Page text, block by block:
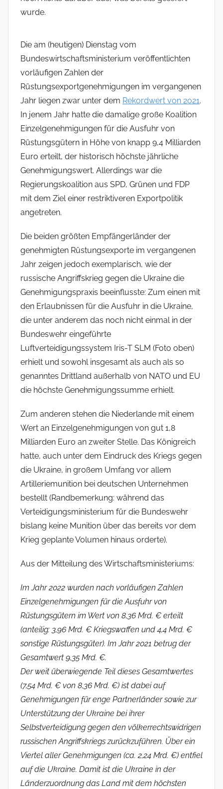
wurde.
Die am (heutigen) Dienstag vom
Bundeswirtschaftsministerium veröffentlichten
vorläufigen Zahlen der
Rüstungsexportgenehmigungen im vergangenen
Jahr liegen zwar unter dem Rekordwert von 2021.
In jenem Jahr hatte die damalige große Koalition
Einzelgenehmigungen für die Ausfuhr von
Rüstungsgütern in Höhe von knapp 9,4 Milliarden
Euro erteilt, der historisch höchste jährliche
Genehmigungswert. Allerdings war die
Regierungskoalition aus SPD, Grünen und FDP
mit dem Ziel einer restriktiveren Exportpolitik
angetreten.
Die beiden größten Empfängerländer der
genehmigten Rüstungsexporte im vergangenen
Jahr zeigen jedoch exemplarisch, wie der
russische Angriffskrieg gegen die Ukraine die
Genehmigungspraxis beeinflusste: Zum einen mit
den Erlaubnissen für die Ausfuhr in die Ukraine,
die unter anderem das noch nicht einmal in der
Bundeswehr eingeführte
Luftverteidigungssystem Iris-T SLM (Foto oben)
erhielt und sowohl insgesamt als auch als so
genanntes Drittland außerhalb von NATO und EU
die höchste Genehmigungssumme erhielt.
Zum anderen stehen die Niederlande mit einem
Wert an Einzelgenehmigungen von gut 1,8
Milliarden Euro an zweiter Stelle. Das Königreich
hatte, auch unter dem Eindruck des Kriegs gegen
die Ukraine, in großem Umfang vor allem
Artilleriemunition bei deutschen Unternehmen
bestellt (Randbemerkung: während das
Verteidigungsministerium für die Bundeswehr
bislang keine Munition über das bereits vor dem
Krieg geplante Volumen hinaus orderte).
Aus der Mitteilung des Wirtschaftsministeriums:
Im Jahr 2022 wurden nach vorläufigen Zahlen
Einzelgenehmigungen für die Ausfuhr von
Rüstungsgütern im Wert von 8,36 Mrd. € erteilt
(anteilig: 3,96 Mrd. € Kriegswaffen und 4,4 Mrd. €
sonstige Rüstungsgüter). Im Jahr 2021 betrug der
Gesamtwert 9,35 Mrd. €.
Der weit überwiegende Teil dieses Gesamtwertes
(7,54 Mrd. € von 8,36 Mrd. €) ist dabei auf
Genehmigungen für enge Partnerländer sowie zur
Unterstützung der Ukraine bei ihrer
Selbstverteidigung gegen den völkerrechtswidrigen
russischen Angriffskriegs zurückzuführen. Über ein
Viertel aller Genehmigungen (ca. 2,24 Mrd. €) entfiel
auf die Ukraine. Damit ist die Ukraine in der
Länderzuordnung das Land mit dem höchsten